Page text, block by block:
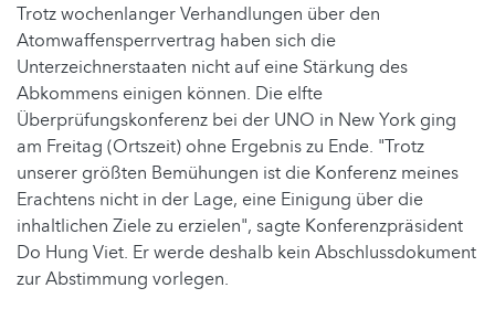
Trotz wochenlanger Verhandlungen über den
Atomwaffensperrvertrag haben sich die
Unterzeichnerstaaten nicht auf eine Stärkung des
Abkommens einigen können. Die elfte
Überprüfungskonferenz bei der UNO in New York ging
am Freitag (Ortszeit) ohne Ergebnis zu Ende. "Trotz
unserer größten Bemühungen ist die Konferenz meines
Erachtens nicht in der Lage, eine Einigung über die
inhaltlichen Ziele zu erzielen", sagte Konferenzpräsident
Do Hung Viet. Er werde deshalb kein Abschlussdokument
zur Abstimmung vorlegen.